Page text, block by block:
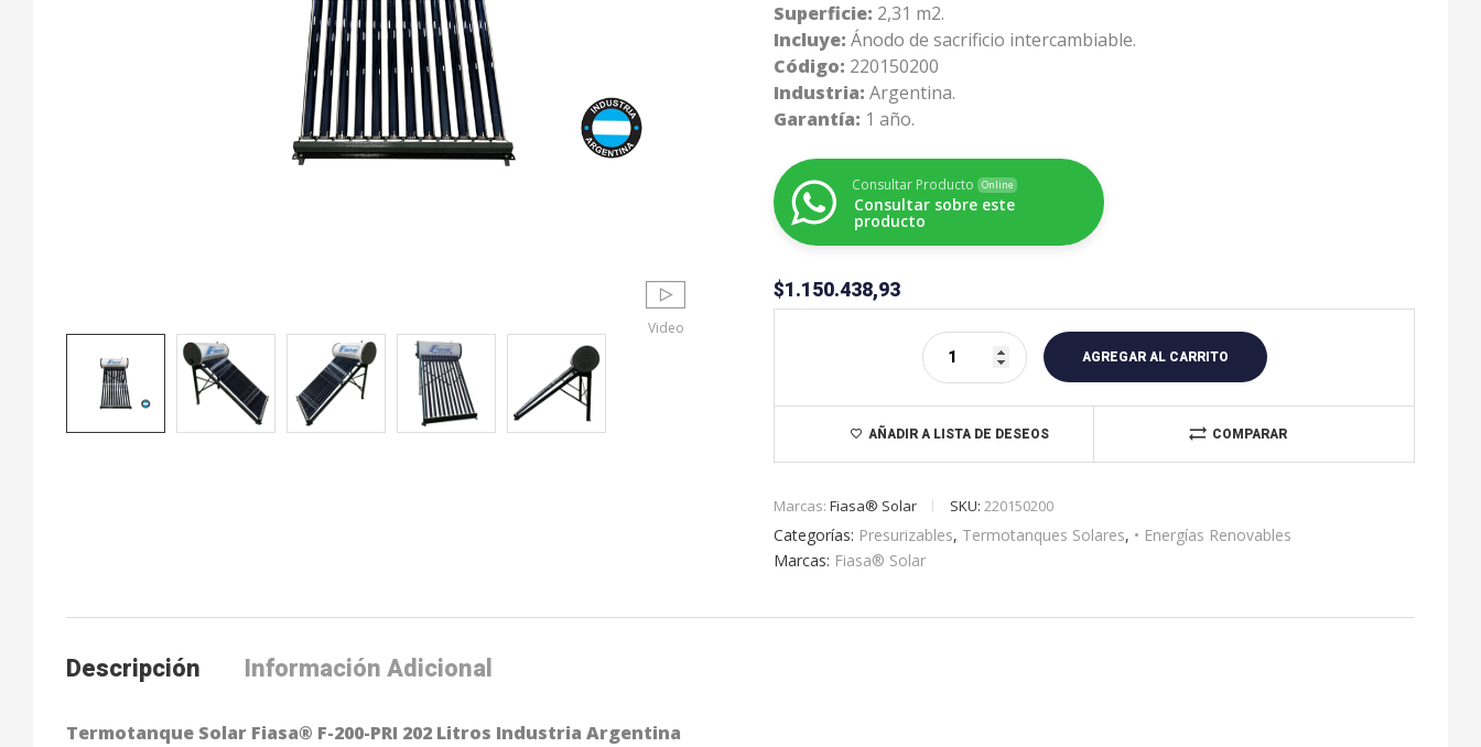
Video
Superficie: 2,31 m2.
Incluye: Ánodo de sacrificio intercambiable.
Código: 220150200
Industria: Argentina.
Garantía: 1 año.
Consultar Producto Online
Consultar sobre este
producto
$1.150.438,93
AGREGAR AL CARRITO
AÑADIR A LISTA DE DESEOS COMPARAR
l
e
i
:
Marcas: Fiasa® Solar SKU: 220150200
Categorías: Presurizables, Termotanques Solares, • Energías Renovables
Marcas: Fiasa® Solar
Descripción Información Adicional
Termotanque Solar Fiasa® F-200-PRI 202 Litros Industria Argentina